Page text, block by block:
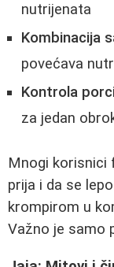
nutrijenata
Kombinacija
povećava
Kontrola
za jedan
Mnogi korisnici
prija i da se
krompirom u
Važno je samo